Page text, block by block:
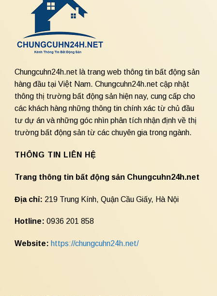
Chungcuhn24h.net là trang web thông tin bất động sản
hàng đầu tại Việt Nam. Chungcuhn24h.net cập nhật
thông thị trường bất động sản hiện nay, cung cấp cho
các khách hàng những thông tin chính xác từ chủ đầu
tư dự án và những góc nhìn phân tích nhận định về thị
trường bất động sản từ các chuyên gia trong ngành.
THÔNG TIN LIÊN HỆ
Trang thông tin bất động sản Chungcuhn24h.net
Địa chỉ: 219 Trung Kính, Quận Cầu Giấy, Hà Nội
Hotline: 0936 201 858
Website: https://chungcuhn24h.net/